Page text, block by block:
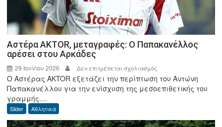
Αστέρα AKTOR, μεταγραφές: Ο Παπακανέλλος
αρέσει στου Αρκάδες
29 Ιουνίου 2026 Δεν επιτρέπεται σχολιασμός
Αστέρα
AKTOR,
Παπακανέλλος
Ο Αστέρας AKTOR εξετάζει την περίπτωση του Αντώνη
Παπακανέλλου για την ενίσχυση της μεσοεπιθετικής του
γραμμής....
Slider Αθλητικά